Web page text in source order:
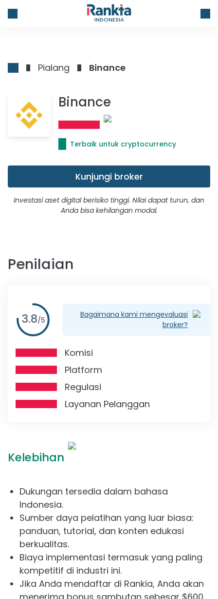
INDONESIA
Pialang Binance
Binance
Terbaik untuk cryptocurrency
Kunjungi broker
Investasi aset digital berisiko tinggi. Nilai dapat turun, dan
Anda bisa kehilangan modal.
Penilaian
3.8/5
Bagaimana kami mengevaluasi
broker?
Komisi
Platform
Regulasi
Layanan Pelanggan
Kelebihan
Dukungan tersedia dalam bahasa
Indonesia.
Sumber daya pelatihan yang luar biasa:
panduan, tutorial, dan konten edukasi
berkualitas.
Biaya implementasi termasuk yang paling
kompetitif di industri ini.
Jika Anda mendaftar di Rankia, Anda akan